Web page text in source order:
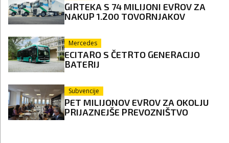
GIRTEKA S 74 MILIJONI EVROV ZA
NAKUP 1.200 TOVORNJAKOV
Mercedes
ECITARO S ČETRTO GENERACIJO
BATERIJ
Subvencije
PET MILIJONOV EVROV ZA OKOLJU
PRIJAZNEJŠE PREVOZNIŠTVO